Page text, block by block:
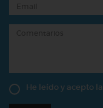
He leído y acepto la